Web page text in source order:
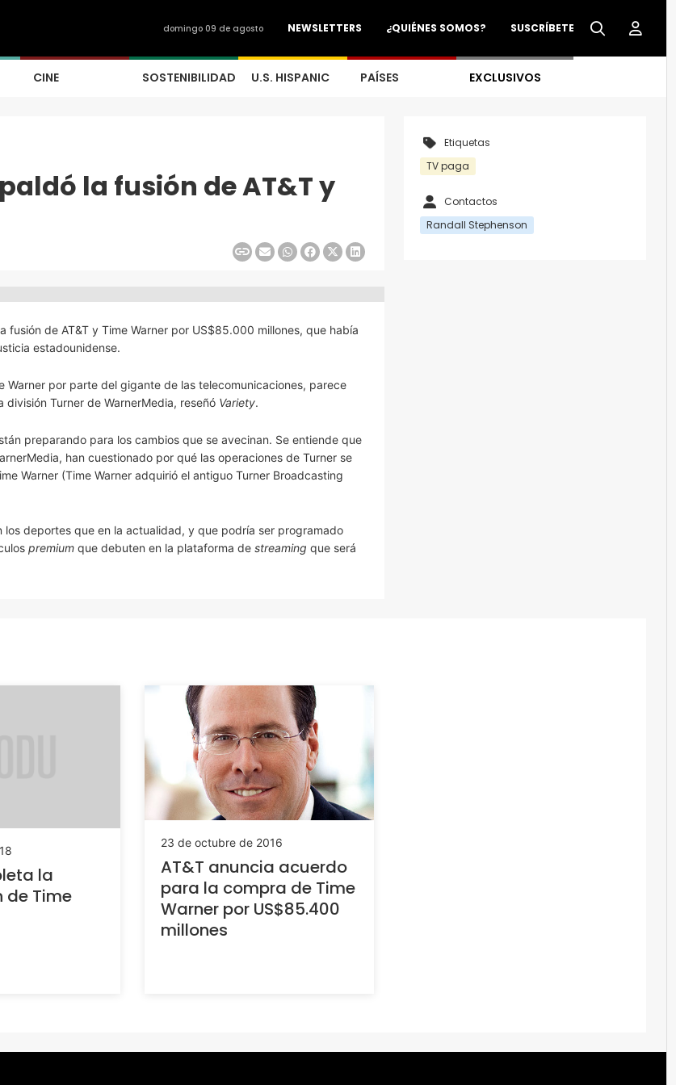
SUSCRÍBETE
¿QUIÉNES SOMOS?
NEWSLETTERS
domingo 09 de agosto
CINE SOSTENIBILIDAD U.S. HISPANIC PAÍSES EXCLUSIVOS
la fusión de AT&T y
de AT&T y Time Warner por US$85.000 millones, que había
estadounidense.
Warner por parte del gigante de las telecomunicaciones, parece
Turner de WarnerMedia, reseñó Variety.
preparando para los cambios que se avecinan. Se entiende que
han cuestionado por qué las operaciones de Turner se
Warner (Time Warner adquirió el antiguo Turner Broadcasting
deportes que en la actualidad, y que podría ser programado
premium que debuten en la plataforma de streaming que será
Etiquetas
TV paga
Contactos
Randall Stephenson
la
de Time
23 de octubre de 2016
AT&T anuncia acuerdo
para la compra de Time
Warner por US$85.400
millones